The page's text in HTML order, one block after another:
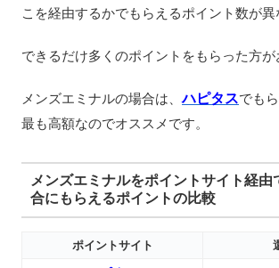
こを経由するかでもらえるポイント数が異
できるだけ多くのポイントをもらった方が
メンズエミナルの場合は、ハピタスでも
最も高額なのでオススメです。
メンズエミナルをポイントサイト経由
合にもらえるポイントの比較
ポイントサイト